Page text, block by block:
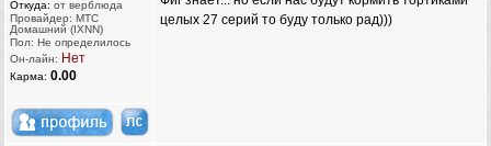
Откуда: от верблюда
Провайдер: МТС
Домашний (IXNN)
Пол: Не определилось
Он-лайн: Нет
Карма: 0.00
целых 27 серий то буду только рад)))